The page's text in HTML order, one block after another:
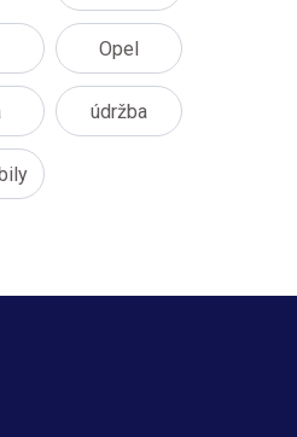
Opel
údržba